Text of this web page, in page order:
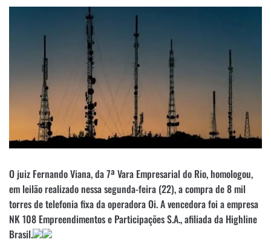
O juiz Fernando Viana, da 7ª Vara Empresarial do Rio, homologou,
em leilão realizado nessa segunda-feira (22), a compra de 8 mil
torres de telefonia fixa da operadora Oi. A vencedora foi a empresa
NK 108 Empreendimentos e Participações S.A., afiliada da Highline
Brasil.